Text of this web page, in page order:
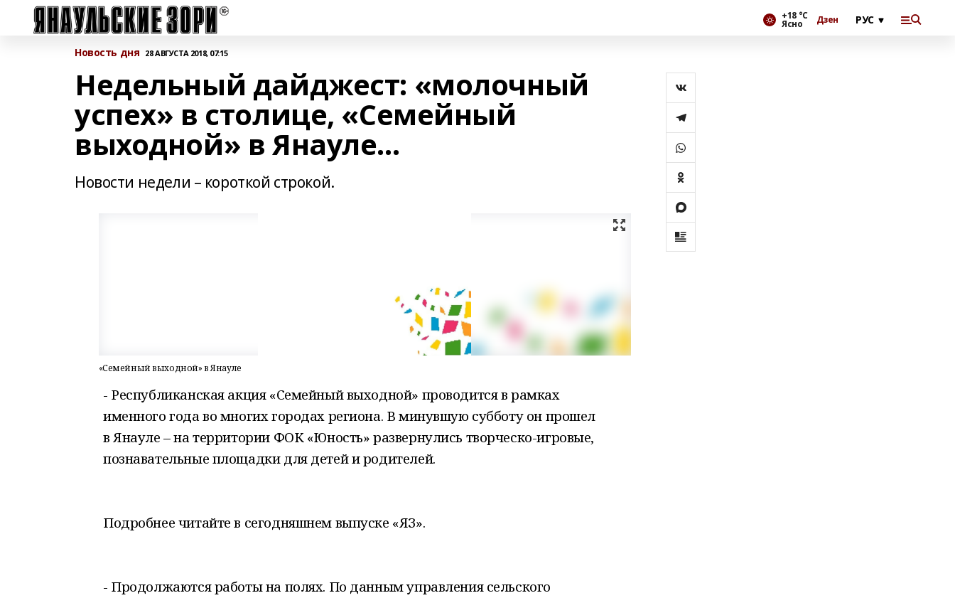
+18 °С
Ясно Дзен
Новость дня 28 АВГУСТА 2018, 07:15
Недельный дайджест: «молочный
успех» в столице, «Семейный
выходной» в Янауле…
Новости недели – короткой строкой.
«Семейный выходной» в Янауле
- Республиканская акция «Семейный выходной» проводится в рамках
именного года во многих городах региона. В минувшую субботу он прошел
в Янауле – на территории ФОК «Юность» развернулись творческо-игровые,
познавательные площадки для детей и родителей.
Подробнее читайте в сегодняшнем выпуске «ЯЗ».
- Продолжаются работы на полях. По данным управления сельского